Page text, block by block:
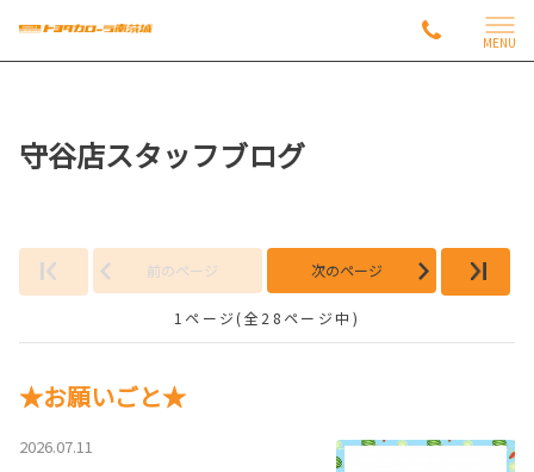
MENU
守谷店スタッフブログ
前のページ 次のページ
1ページ(全28ページ中)
★お願いごと★
2026.07.11